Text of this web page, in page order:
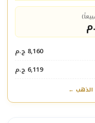
8,160 ج.م
6,119 ج.م
الذهب ←